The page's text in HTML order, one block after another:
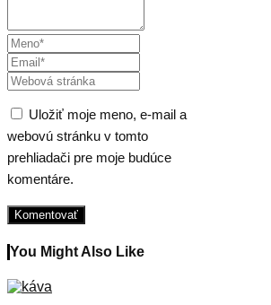
Uložiť moje meno, e-mail a
webovú stránku v tomto
prehliadači pre moje budúce
komentáre.
You Might Also Like